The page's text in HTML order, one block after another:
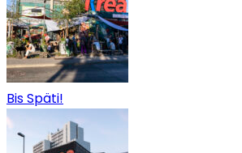
Bis Späti!